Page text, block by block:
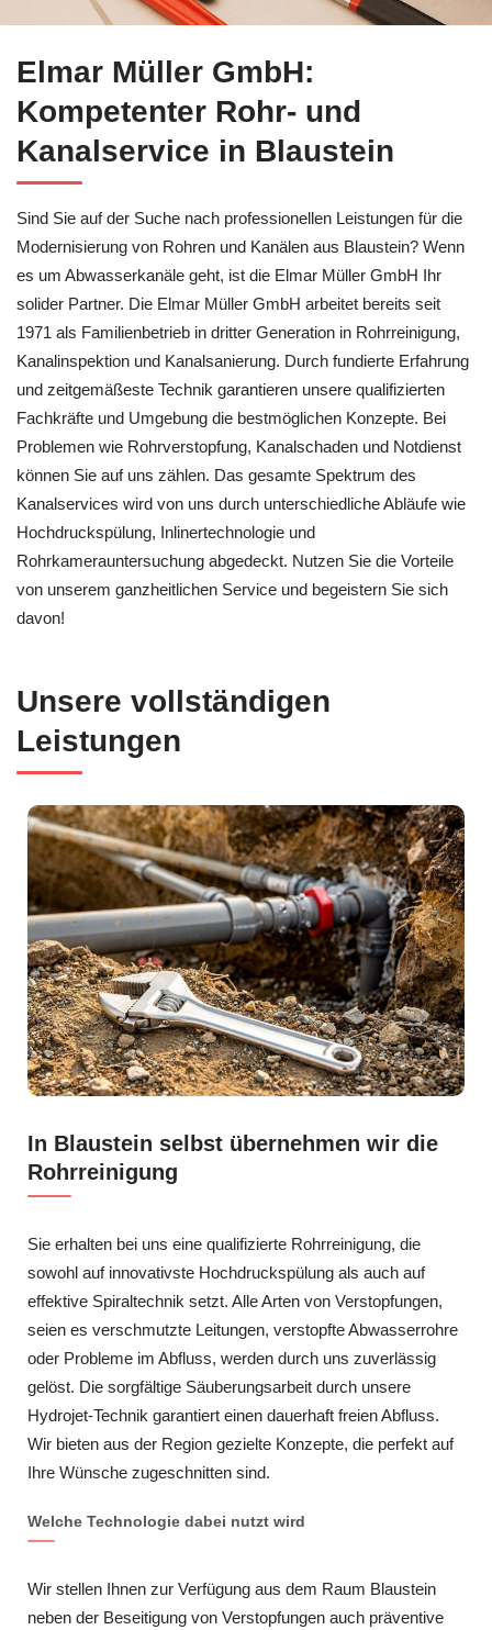
Elmar Müller GmbH:
Kompetenter Rohr- und
Kanalservice in Blaustein
Sind Sie auf der Suche nach professionellen Leistungen für die
Modernisierung von Rohren und Kanälen aus Blaustein? Wenn
es um Abwasserkanäle geht, ist die Elmar Müller GmbH Ihr
solider Partner. Die Elmar Müller GmbH arbeitet bereits seit
1971 als Familienbetrieb in dritter Generation in Rohrreinigung,
Kanalinspektion und Kanalsanierung. Durch fundierte Erfahrung
und zeitgemäßeste Technik garantieren unsere qualifizierten
Fachkräfte und Umgebung die bestmöglichen Konzepte. Bei
Problemen wie Rohrverstopfung, Kanalschaden und Notdienst
können Sie auf uns zählen. Das gesamte Spektrum des
Kanalservices wird von uns durch unterschiedliche Abläufe wie
Hochdruckspülung, Inlinertechnologie und
Rohrkamerauntersuchung abgedeckt. Nutzen Sie die Vorteile
von unserem ganzheitlichen Service und begeistern Sie sich
davon!
Unsere vollständigen
Leistungen
In Blaustein selbst übernehmen wir die
Rohrreinigung
Sie erhalten bei uns eine qualifizierte Rohrreinigung, die
sowohl auf innovativste Hochdruckspülung als auch auf
effektive Spiraltechnik setzt. Alle Arten von Verstopfungen,
seien es verschmutzte Leitungen, verstopfte Abwasserrohre
oder Probleme im Abfluss, werden durch uns zuverlässig
gelöst. Die sorgfältige Säuberungsarbeit durch unsere
Hydrojet-Technik garantiert einen dauerhaft freien Abfluss.
Wir bieten aus der Region gezielte Konzepte, die perfekt auf
Ihre Wünsche zugeschnitten sind.
Welche Technologie dabei nutzt wird
Wir stellen Ihnen zur Verfügung aus dem Raum Blaustein
neben der Beseitigung von Verstopfungen auch präventive